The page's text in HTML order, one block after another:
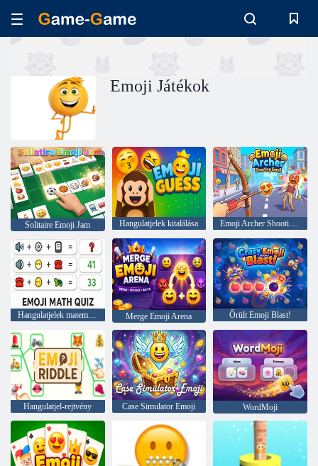
Emoji Játékok
Solitaire Emoji Jam Hangulatjelek kitalálása Emoji Archer Shooting Emoji
Hangulatjelek matematikai kvíz Merge Emoji Arena Őrült Emoji Blast!
Hangulatjel-rejtvény Case Simulator Emoji WordMoji